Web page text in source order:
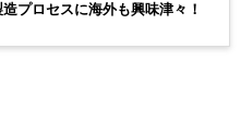
プロセスに海外も興味津々！